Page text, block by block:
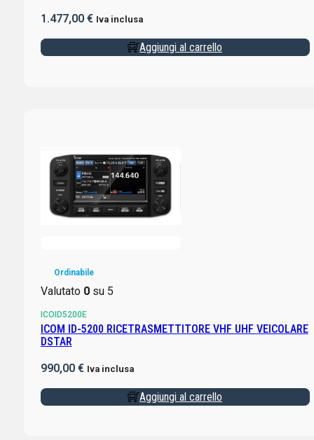
1.477,00 € Iva inclusa
Aggiungi al carrello
Ordinabile
Valutato 0su 5
ICOID5200E
ICOM ID-5200 RICETRASMETTITORE VHF UHF VEICOLARE
DSTAR
990,00 € Iva inclusa
Aggiungi al carrello